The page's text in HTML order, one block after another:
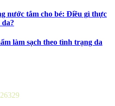
nước tắm cho bé: Điều gì thực
làm sạch theo tình trạng da